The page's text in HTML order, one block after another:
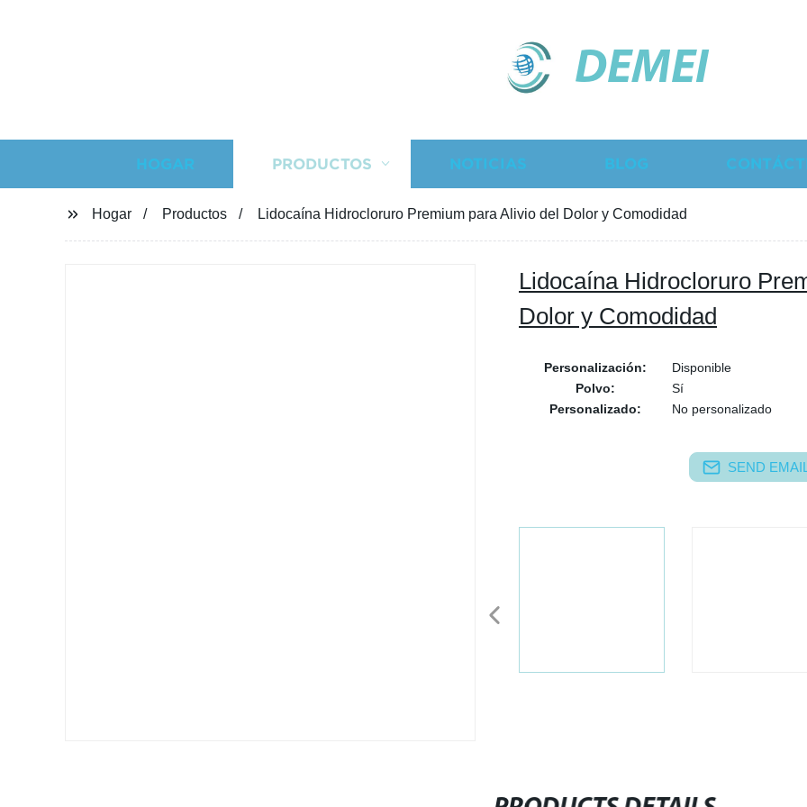
DEMEI
HOGAR PRODUCTOS NOTICIAS BLOG
Hogar Productos Lidocaína Hidrocloruro Premium para Alivio del Dolor y Comodidad
Lidocaína Hidrocloruro
Dolor y Comodidad
Personalización:
Disponible
Polvo:
Sí
Personalizado:
No personalizado
SEND